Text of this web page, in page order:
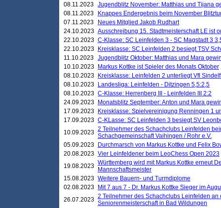
08.11.2023 Jugendblitz November: Matthias und Tijana
08.11.2023
Knappes Endergebnis beim November
07.11.2023
Neues Mitglied Jakob Rudhart
24.10.2023 Ausschreibung 15. Stadtmeisterschaft LE ist
22.10.2023 C-Klasse: SC Leinfelden 3 - SC Magstadt 3
22.10.2023
Kreisklasse: SC Leinfelden 2 besiegt TSV
11.10.2023 Jugendblitz Oktober: Matthias und Mara
10.10.2023
Markus Kottke ist Spieler des Monats Oktober
08.10.2023
Kreisklasse: Leinfelden 2 unterliegt Vfl
08.10.2023
Landesliga: Leinfelden - Ditzingen 5,5:2,5
08.10.2023 C-Klasse: Herrenberg III - Leinfelden III 2:2
24.09.2023
Monatsblitz September: Anton und Mara
17.09.2023
Kreisklasse: Spielvereinigung Renningen 1
17.09.2023 C-KLasse: SC Leinfelden 3 besiegt SV
10.09.2023 2 Teilnehmer des Schachclubs Leinfelden
Schachgemeinschaft Vaihingen / Rohr e.V.
05.09.2023
Durchmarsch von Markus Kottke und Felix
20.08.2023 Vier Leinfeldener beim LeoChess Open 2023
19.08.2023 Württemberg wird mit Markus Kottke erneut
Mannschaftsmeister
15.08.2023 Weitere Bauern- und Turmdiplome
02.08.2023
Mit 7 aus 7 - Dr. Markus Kottke Sieger im
26.07.2023 2 Teilnehmer des Schachclubs Leinfelden an
Seniorenmeisterschaft in Bad Wildungen